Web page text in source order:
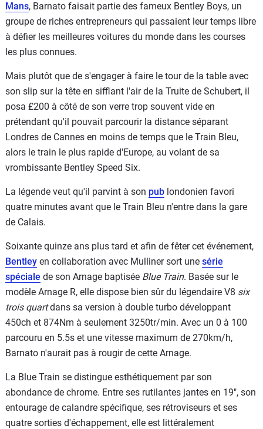
Mans, Barnato faisait partie des fameux Bentley Boys, un
groupe de riches entrepreneurs qui passaient leur temps libre
à défier les meilleures voitures du monde dans les courses
les plus connues.
Mais plutôt que de s'engager à faire le tour de la table avec
son slip sur la tête en sifflant l'air de la Truite de Schubert, il
posa £200 à côté de son verre trop souvent vide en
prétendant qu'il pouvait parcourir la distance séparant
Londres de Cannes en moins de temps que le Train Bleu,
alors le train le plus rapide d'Europe, au volant de sa
vrombissante Bentley Speed Six.
La légende veut qu'il parvint à son pub londonien favori
quatre minutes avant que le Train Bleu n'entre dans la gare
de Calais.
Soixante quinze ans plus tard et afin de fêter cet événement,
Bentley en collaboration avec Mulliner sort une série
spéciale de son Arnage baptisée Blue Train. Basée sur le
modèle Arnage R, elle dispose bien sûr du légendaire V8 six
trois quartdans sa version à double turbo développant
450ch et 874Nm à seulement 3250tr/min. Avec un 0 à 100
parcouru en 5.5s et une vitesse maximum de 270km/h,
Barnato n'aurait pas à rougir de cette Arnage.
La Blue Train se distingue esthétiquement par son
abondance de chrome. Entre ses rutilantes jantes en 19", son
entourage de calandre spécifique, ses rétroviseurs et ses
quatre sorties d'échappement, elle est littéralement